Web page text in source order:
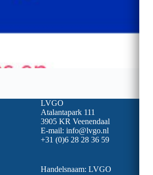
LVGO
Atalantapark 111
3905 KR Veenendaal
E-mail: info@lvgo.nl
+31 (0)6 28 28 36 59
Handelsnaam: LVGO